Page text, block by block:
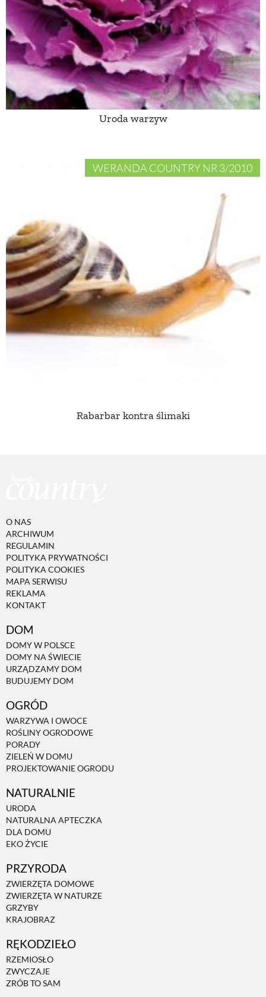
Uroda warzyw
WERANDA COUNTRY NR 3/2010
Rabarbar kontra ślimaki
O NAS
ARCHIWUM
REGULAMIN
POLITYKA PRYWATNOŚCI
POLITYKA COOKIES
MAPA SERWISU
REKLAMA
KONTAKT
DOM
DOMY W POLSCE
DOMY NA ŚWIECIE
URZĄDZAMY DOM
BUDUJEMY DOM
OGRÓD
WARZYWA I OWOCE
ROŚLINY OGRODOWE
PORADY
ZIELEŃ W DOMU
PROJEKTOWANIE OGRODU
NATURALNIE
URODA
NATURALNA APTECZKA
DLA DOMU
EKO ŻYCIE
PRZYRODA
ZWIERZĘTA DOMOWE
ZWIERZĘTA W NATURZE
GRZYBY
KRAJOBRAZ
RĘKODZIEŁO
RZEMIOSŁO
ZWYCZAJE
ZRÓB TO SAM